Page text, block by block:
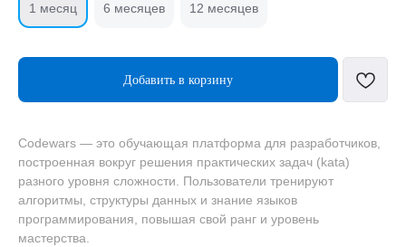
1 месяц 6 месяцев 12 месяцев
Добавить в корзину
Codewars — это обучающая платформа для разработчиков,
построенная вокруг решения практических задач (kata)
разного уровня сложности. Пользователи тренируют
алгоритмы, структуры данных и знание языков
программирования, повышая свой ранг и уровень
мастерства.